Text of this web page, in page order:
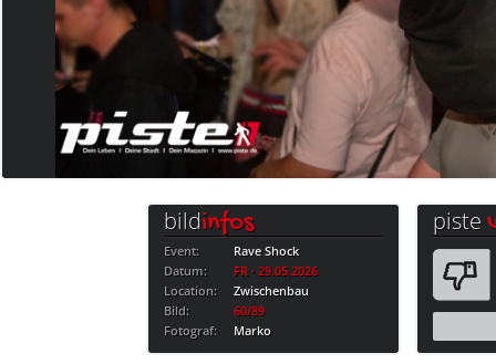
bildinfos
Event:
Rave Shock
Datum:
FR · 29.05.2026
Location:
Zwischenbau
Bild:
60/89
Fotograf:
Marko
piste